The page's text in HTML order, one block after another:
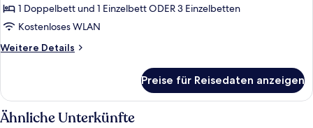
1 Doppelbett und 1 Einzelbett ODER 3 Einzelbetten
Kostenloses WLAN
Weitere Details
Weitere
Preise für Reisedaten anzeigen
Ähnliche Unterkünfte